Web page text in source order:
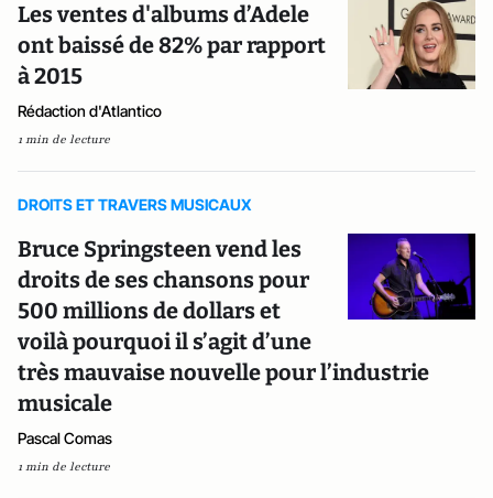
Les ventes d'albums d’Adele
ont baissé de 82% par rapport
à 2015
Rédaction d'Atlantico
1 min de lecture
DROITS ET TRAVERS MUSICAUX
Bruce Springsteen vend les
droits de ses chansons pour
500 millions de dollars et
voilà pourquoi il s’agit d’une
très mauvaise nouvelle pour l’industrie
musicale
Pascal Comas
1 min de lecture